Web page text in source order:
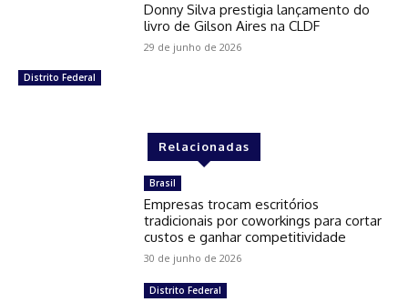
Distrito Federal
Donny Silva prestigia lançamento do
livro de Gilson Aires na CLDF
29 de junho de 2026
Relacionadas
Brasil
Empresas trocam escritórios
tradicionais por coworkings para cortar
custos e ganhar competitividade
30 de junho de 2026
Distrito Federal